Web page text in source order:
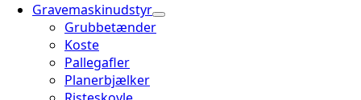
Gravemaskinudstyr
Grubbetænder
Koste
Pallegafler
Planerbjælker